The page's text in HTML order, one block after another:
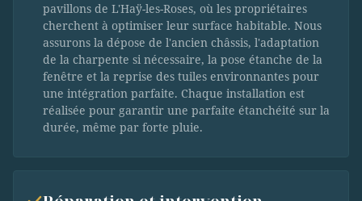
pavillons de L'Haÿ-les-Roses, où les propriétaires
cherchent à optimiser leur surface habitable. Nous
assurons la dépose de l'ancien châssis, l'adaptation
de la charpente si nécessaire, la pose étanche de la
fenêtre et la reprise des tuiles environnantes pour
une intégration parfaite. Chaque installation est
réalisée pour garantir une parfaite étanchéité sur la
durée, même par forte pluie.